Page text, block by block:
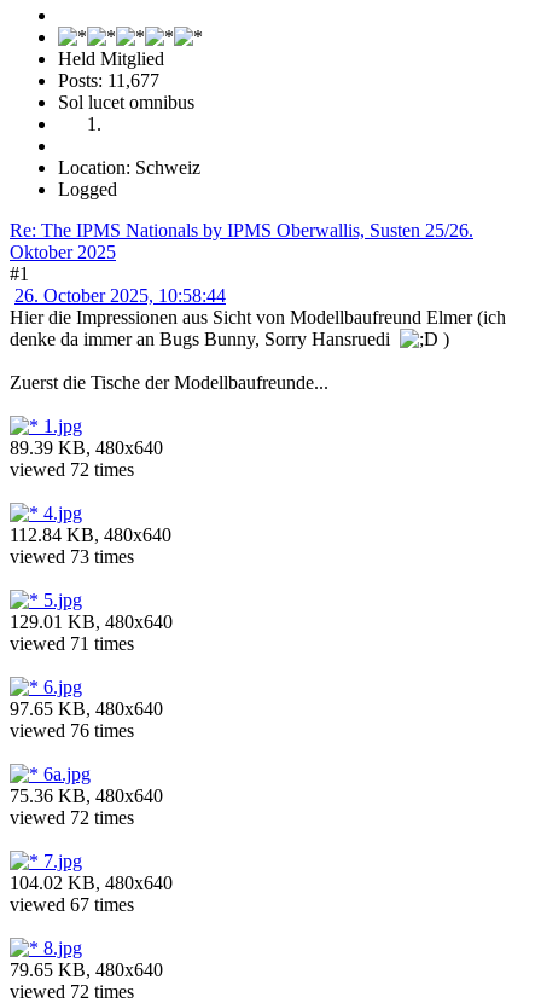
Held Mitglied
Posts: 11,677
Sol lucet omnibus
Location: Schweiz
Logged
Re: The IPMS Nationals by IPMS Oberwallis, Susten 25/26.
Oktober 2025
#1
26. October 2025, 10:58:44
Hier die Impressionen aus Sicht von Modellbaufreund Elmer (ich
denke da immer an Bugs Bunny, Sorry Hansruedi
)
Zuerst die Tische der Modellbaufreunde...
1.jpg
89.39 KB, 480x640
viewed 72 times
4.jpg
112.84 KB, 480x640
viewed 73 times
5.jpg
129.01 KB, 480x640
viewed 71 times
6.jpg
97.65 KB, 480x640
viewed 76 times
6a.jpg
75.36 KB, 480x640
viewed 72 times
7.jpg
104.02 KB, 480x640
viewed 67 times
8.jpg
79.65 KB, 480x640
viewed 72 times